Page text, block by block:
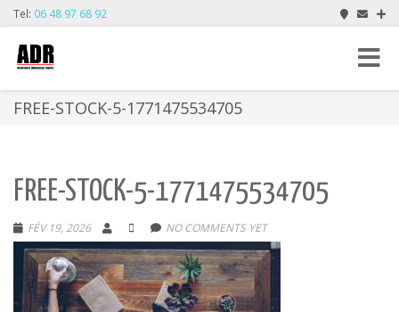
Tel: 06 48 97 68 92
Toggle
FREE-STOCK-5-1771475534705
FREE-STOCK-5-1771475534705
FÉV 19, 2026 NO COMMENTS YET